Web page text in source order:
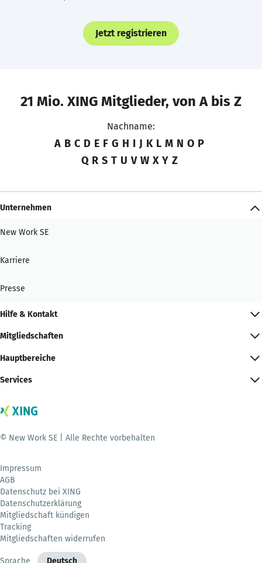
Jetzt registrieren
21 Mio. XING Mitglieder, von A bis Z
Nachname:
A B C D E F G H I J K L M N O P
Q R S T U V W X Y Z
Unternehmen
New Work SE
Karriere
Presse
Hilfe & Kontakt
Mitgliedschaften
Hauptbereiche
Services
© New Work SE | Alle Rechte vorbehalten
Impressum
AGB
Datenschutz bei XING
Datenschutzerklärung
Mitgliedschaft kündigen
Tracking
Mitgliedschaften widerrufen
Sprache Deutsch